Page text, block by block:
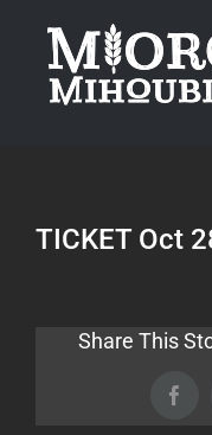
contenu
TICKET Oct
Share This